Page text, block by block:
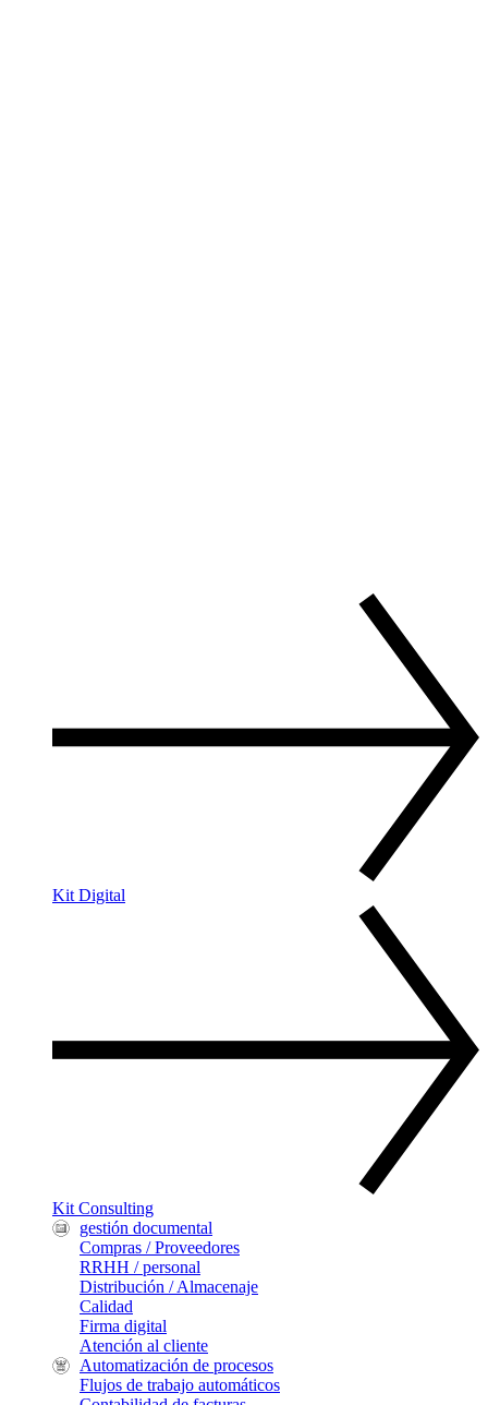
Kit Digital
Kit Consulting
gestión documental
Compras / Proveedores
RRHH / personal
Distribución / Almacenaje
Calidad
Firma digital
Atención al cliente
Automatización de procesos
Flujos de trabajo automáticos